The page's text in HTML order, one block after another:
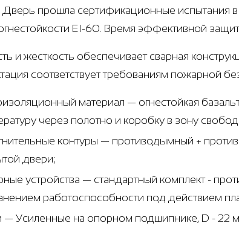
Дверь прошла сертификационные испытания
EI-60. Время эффективной
и жесткость обеспечивает сварная
соответствует требованиям пожарной
материал — огнестойкая
через полотно и коробку в зону
контуры — противодымный +
двери;
устройства — стандартный комплект -
работоспособности под действием
— Усиленные на опорном подшипнике, D - 22